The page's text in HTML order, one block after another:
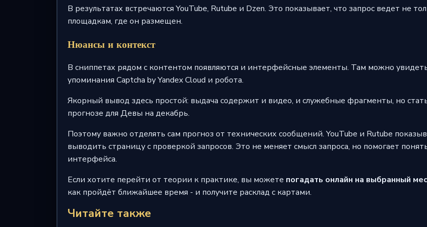
В результатах встречаются YouTube, Rutube и Dzen. Это показывает, что запрос ведет не
площадкам, где он размещен.
Нюансы и контекст
В сниппетах рядом с контентом появляются и интерфейсные элементы. Там можно
упоминания Captcha by Yandex Cloud и робота.
Якорный вывод здесь простой: выдача содержит и видео, и служебные фрагменты, но
прогнозе для Девы на декабрь.
Поэтому важно отделять сам прогноз от технических сообщений. YouTube и Rutube
выводить страницу с проверкой запросов. Это не меняет смысл запроса, но помогает
интерфейса.
Если хотите перейти от теории к практике, вы можете погадать онлайн на выбранный
как пройдёт ближайшее время - и получите расклад с картами.
Читайте также